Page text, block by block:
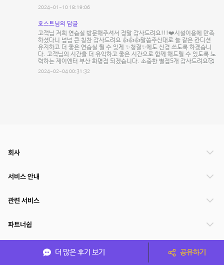
2024-01-10 18:19:06
호스트님의 답글
고객님 저희 연습실 방문해주셔서 정말 감사드려요!!!❤️시설이용에 만족
하셨다니 넘넘 큰 칭찬 감사드려요 👍👍👍말씀주신대로 늘 같은 칸디션
유지하고 더 좋은 연습실 될 수 있게 ✨️청결✨️에도 신경 쓰도록 하겠습니
다. 고객님의 시간을 더 유익하고 좋은 시간으로 함께 해드릴 수 있도록 노
력하는 제이엔터 부산 화명점 되겠습니다. 소중한 별점5개 감사드려요🥰
2024-02-04 00:31:32
더 많은 후기 보기 공유하기
회사
서비스 안내
관련 서비스
파트너쉽
서비스 제공 국가